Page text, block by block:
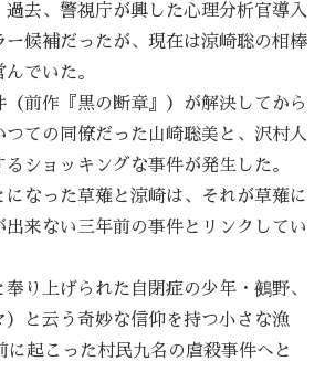
去、警視庁が興した心理分析官導入
ー候補だったが、現在は涼崎聡の相棒
でいた。
前作『黒の断章』）が解決してから
ての同僚だった山崎聡美と、沢村人
ショッキングな事件が発生した。
になった草薙と涼崎は、それが草薙に
出来ない三年前の事件とリンクしてい
り上げられた自閉症の少年・鵺野、
と云う奇妙な信仰を持つ小さな漁
に起こった村民九名の虐殺事件へと